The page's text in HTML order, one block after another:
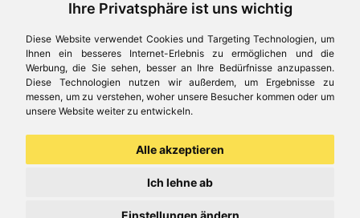
Ihre Privatsphäre ist uns wichtig
Diese Website verwendet Cookies und Targeting Technologien, um
Ihnen ein besseres Internet-Erlebnis zu ermöglichen und die
Werbung, die Sie sehen, besser an Ihre Bedürfnisse anzupassen.
Diese Technologien nutzen wir außerdem, um Ergebnisse zu
messen, um zu verstehen, woher unsere Besucher kommen oder um
unsere Website weiter zu entwickeln.
Alle akzeptieren
Ich lehne ab
Einstellungen ändern
Es gibt uns auch in